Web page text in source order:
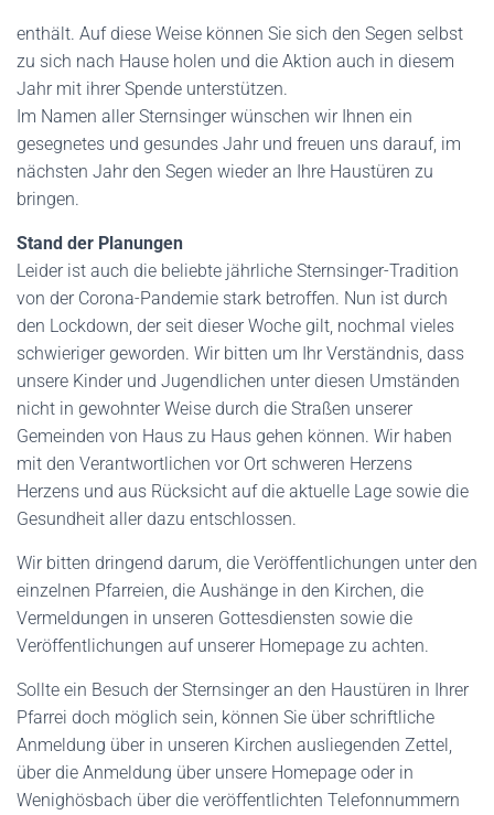
enthält. Auf diese Weise können Sie sich den Segen selbst
zu sich nach Hause holen und die Aktion auch in diesem
Jahr mit ihrer Spende unterstützen.
Im Namen aller Sternsinger wünschen wir Ihnen ein
gesegnetes und gesundes Jahr und freuen uns darauf, im
nächsten Jahr den Segen wieder an Ihre Haustüren zu
bringen.
Stand der Planungen
Leider ist auch die beliebte jährliche Sternsinger-Tradition
von der Corona-Pandemie stark betroffen. Nun ist durch
den Lockdown, der seit dieser Woche gilt, nochmal vieles
schwieriger geworden. Wir bitten um Ihr Verständnis, dass
unsere Kinder und Jugendlichen unter diesen Umständen
nicht in gewohnter Weise durch die Straßen unserer
Gemeinden von Haus zu Haus gehen können. Wir haben
mit den Verantwortlichen vor Ort schweren Herzens
Herzens und aus Rücksicht auf die aktuelle Lage sowie die
Gesundheit aller dazu entschlossen.
Wir bitten dringend darum, die Veröffentlichungen unter den
einzelnen Pfarreien, die Aushänge in den Kirchen, die
Vermeldungen in unseren Gottesdiensten sowie die
Veröffentlichungen auf unserer Homepage zu achten.
Sollte ein Besuch der Sternsinger an den Haustüren in Ihrer
Pfarrei doch möglich sein, können Sie über schriftliche
Anmeldung über in unseren Kirchen ausliegenden Zettel,
über die Anmeldung über unsere Homepage oder in
Wenighösbach über die veröffentlichten Telefonnummern